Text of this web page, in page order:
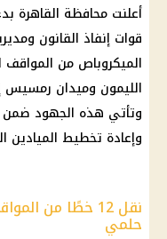
أعلنت محافظة القاهرة
قوات إنفاذ القانون
الميكروباص من
الليمون وميدان
وتأتي هذه الجهود ضمن
وإعادة تخطيط الميادين
نقل 12 خطًا من
حلمي